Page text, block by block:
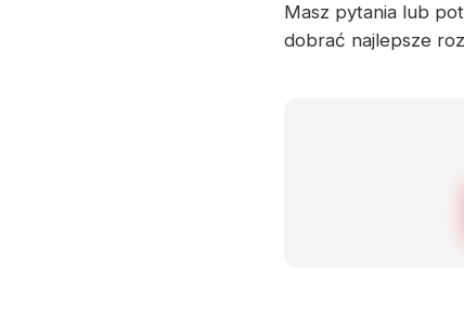
Masz pytania lub
dobrać najlepsze